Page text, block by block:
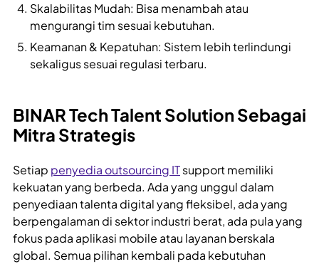
Skalabilitas Mudah: Bisa menambah atau
mengurangi tim sesuai kebutuhan.
Keamanan & Kepatuhan: Sistem lebih terlindungi
sekaligus sesuai regulasi terbaru.
BINAR Tech Talent Solution Sebagai
Mitra Strategis
Setiap penyedia outsourcing ITsupport memiliki
kekuatan yang berbeda. Ada yang unggul dalam
penyediaan talenta digital yang fleksibel, ada yang
berpengalaman di sektor industri berat, ada pula yang
fokus pada aplikasi mobile atau layanan berskala
global. Semua pilihan kembali pada kebutuhan